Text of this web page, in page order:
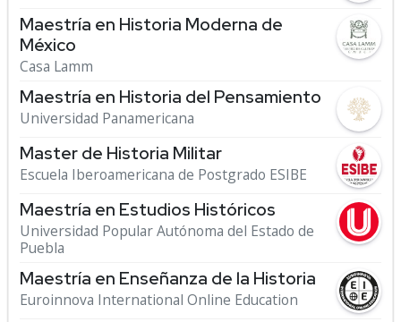
Maestría en Historia Moderna de
México
Casa Lamm
Maestría en Historia del Pensamiento
Universidad Panamericana
Master de Historia Militar
Escuela Iberoamericana de Postgrado ESIBE
Maestría en Estudios Históricos
Universidad Popular Autónoma del Estado de
Puebla
Maestría en Enseñanza de la Historia
Euroinnova International Online Education